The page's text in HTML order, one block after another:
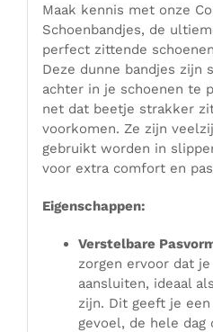
Maak kennis met onze
Schoenbandjes, de
perfect zittende
Deze dunne bandjes zijn
achter in je schoenen te
net dat beetje strakker
voorkomen. Ze zijn
gebruikt worden in
voor extra comfort en
Eigenschappen:
Verstelbare
zorgen ervoor dat
aansluiten, ideaal
zijn. Dit geeft je
gevoel, de hele dag